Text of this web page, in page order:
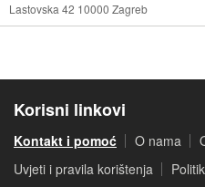
Lastovska 42 10000 Zagreb
Korisni linkovi
Kontakt i pomoć O nama
Uvjeti i pravila korištenja